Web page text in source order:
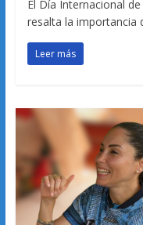
El Día Internacional
resalta la importancia
Leer más